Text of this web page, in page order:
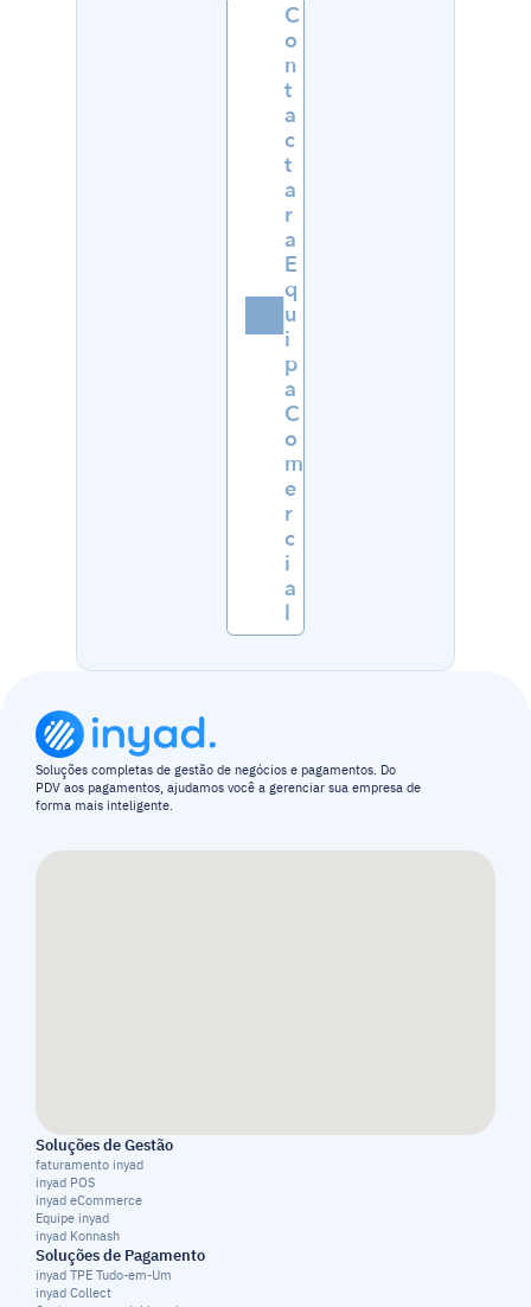
C
o
n
t
a
c
t
a
r
a
E
q
u
i
p
a
C
o
m
e
r
c
i
a
l
Soluções completas de gestão de negócios e pagamentos. Do
PDV aos pagamentos, ajudamos você a gerenciar sua empresa de
forma mais inteligente.
Soluções de Gestão
faturamento inyad
inyad POS
inyad eCommerce
Equipe inyad
inyad Konnash
Soluções de Pagamento
inyad TPE Tudo-em-Um
inyad Collect